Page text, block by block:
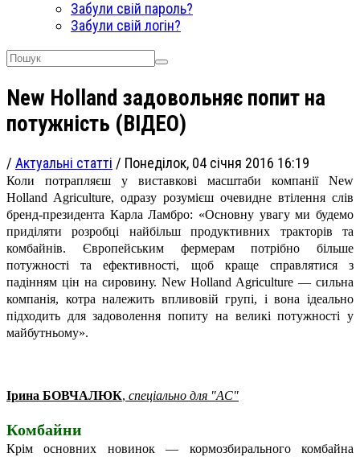
Забули свій пароль?
Забули свій логін?
New Holland задовольняє попит на
потужність (ВІДЕО)
/ Актуальні статті / Понеділок, 04 січня 2016 16:19
Коли потрапляєш у виставкові масштаби компанії New
Holland Agriculture, одразу розумієш очевидне втілення слів
бренд-президента Карла Ламбро: «Основну увагу ми будемо
приділяти розробці найбільш продуктивних тракторів та
комбайнів. Європейським фермерам потрібно більше
потужності та ефективності, щоб краще справлятися з
падінням цін на сировину. New Holland Agriculture — сильна
компанія, котра належить впливовій групі, і вона ідеально
підходить для задоволення попиту на великі потужності у
майбутньому».
Ірина БОВЧАЛЮК, спеціально для "АС"
Комбайни
Крім основних новинок — кормозбирального комбайна